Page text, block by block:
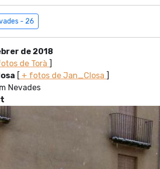
- 26
de 2018
de Torà ]
[ + fotos de Jan_Closa ]
Nevades